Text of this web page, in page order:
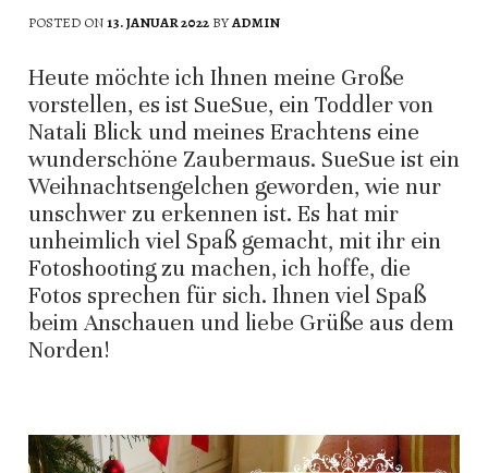
POSTED ON13. JANUAR 2022BYADMIN
Heute möchte ich Ihnen meine Große
vorstellen, es ist SueSue, ein Toddler von
Natali Blick und meines Erachtens eine
wunderschöne Zaubermaus. SueSue ist ein
Weihnachtsengelchen geworden, wie nur
unschwer zu erkennen ist. Es hat mir
unheimlich viel Spaß gemacht, mit ihr ein
Fotoshooting zu machen, ich hoffe, die
Fotos sprechen für sich. Ihnen viel Spaß
beim Anschauen und liebe Grüße aus dem
Norden!